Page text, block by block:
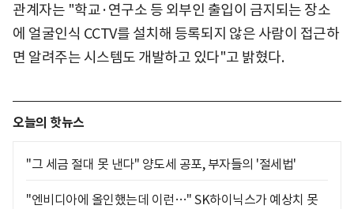
관계자는 "학교·연구소 등 외부인 출입이 금지되는 장소
에 얼굴인식 CCTV를 설치해 등록되지 않은 사람이 접근하
면 알려주는 시스템도 개발하고 있다"고 밝혔다.
오늘의 핫뉴스
"그 세금 절대 못 낸다" 양도세 공포, 부자들의 '절세법'
"엔비디아에 올인했는데 이런…" SK하이닉스가 예상치 못